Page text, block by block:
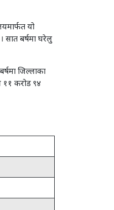
यो
सात बर्षमा घरेलु
जिल्लाका
११ करोड ९४